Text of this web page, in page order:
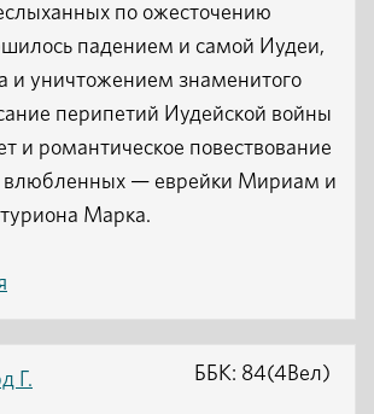
по ожесточению
падением и самой Иудеи,
и уничтожением знаменитого
перипетий Иудейской войны
и романтическое повествование
влюбленных — еврейки Мириам и
Марка.
Г. ББК: 84(4Вел)